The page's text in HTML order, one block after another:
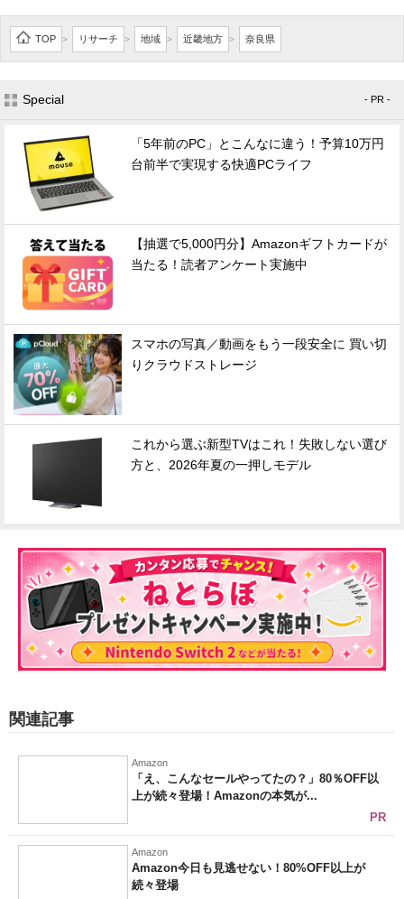
TOP > リサーチ > 地域 > 近畿地方 > 奈良県
Special - PR -
「5年前のPC」とこんなに違う！予算10万円
台前半で実現する快適PCライフ
【抽選で5,000円分】Amazonギフトカードが
当たる！読者アンケート実施中
スマホの写真／動画をもう一段安全に 買い切
りクラウドストレージ
これから選ぶ新型TVはこれ！失敗しない選び
方と、2026年夏の一押しモデル
関連記事
Amazon
「え、こんなセールやってたの？」80％OFF以
上が続々登場！Amazonの本気が...
PR
Amazon
Amazon今日も見逃せない！80%OFF以上が
続々登場